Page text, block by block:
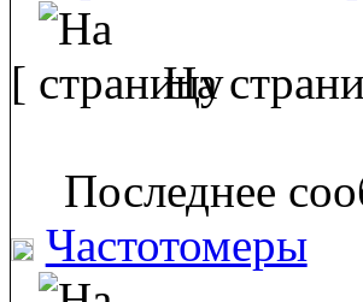
[ На
Последнее
Частотомеры